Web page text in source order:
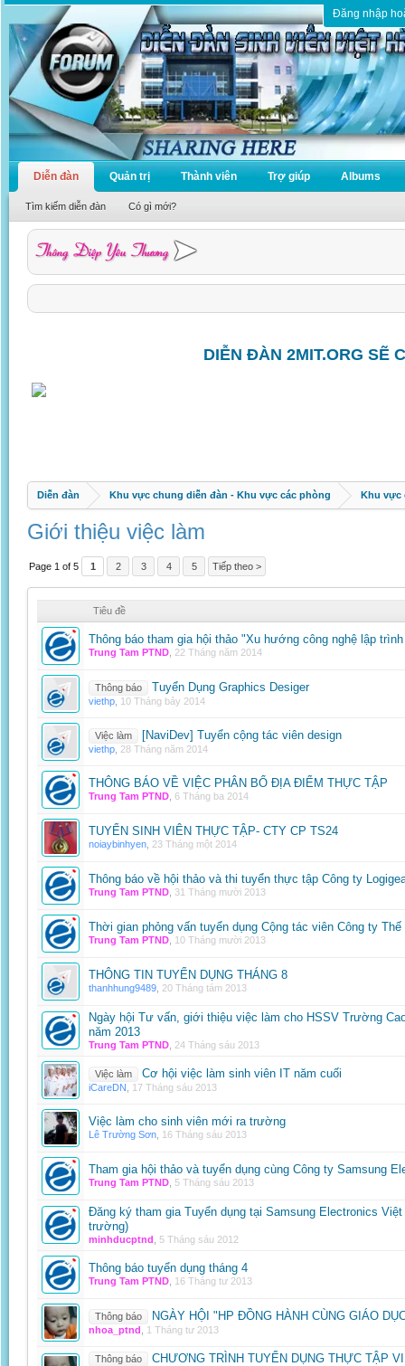
Đăng nhập
Diễn đàn
Tìm kiếm diễn đàn Có gì mới?
Quản trị Thành viên Trợ giúp Albums
DIỄN ĐÀN 2MIT.ORG SẼ
Diễn đàn Khu vực chung diễn đàn - Khu vực các phòng Khu vực
Giới thiệu việc làm
Page 1 of 5 1 2 3 4 5 Tiếp theo >
Tiêu đề
Thông báo tham gia hội thảo "Xu hướng công nghệ lập
Trung Tam PTND 22 Tháng năm 2014
Thông báo Tuyển Dụng Graphics Desiger
viethp 10 Tháng bảy 2014
Việc làm [NaviDev] Tuyển cộng tác viên design
viethp 28 Tháng năm 2014
THÔNG BÁO VỀ VIỆC PHÂN BỔ ĐỊA ĐIỂM THỰC TẬP
Trung Tam PTND 6 Tháng ba 2014
TUYỂN SINH VIÊN THỰC TẬP- CTY CP TS24
noiaybinhyen 23 Tháng một 2014
Thông báo về hội thảo và thi tuyển thực tập Công ty
Trung Tam PTND 31 Tháng mười 2013
Thời gian phỏng vấn tuyển dụng Cộng tác viên Công ty
Trung Tam PTND 10 Tháng mười 2013
THÔNG TIN TUYỂN DỤNG THÁNG 8
thanhhung9489 20 Tháng tám 2013
Ngày hội Tư vấn, giới thiệu việc làm cho HSSV Trường
năm 2013
Trung Tam PTND 24 Tháng sáu 2013
Việc làm Cơ hội việc làm sinh viên IT năm cuối
iCareDN 17 Tháng sáu 2013
Việc làm cho sinh viên mới ra trường
Lê Trường Sơn 16 Tháng sáu 2013
Tham gia hội thảo và tuyển dụng cùng Công ty Samsung
Trung Tam PTND 5 Tháng sáu 2013
Đăng ký tham gia Tuyển dụng tại Samsung Electronics
trường)
minhducptnd 5 Tháng sáu 2012
Thông báo tuyển dụng tháng 4
Trung Tam PTND 16 Tháng tư 2013
Thông báo NGÀY HỘI "HP ĐỒNG HÀNH CÙNG GIÁO
nhoa_ptnd 1 Tháng tư 2013
Thông báo
CHƯƠNG TRÌNH TUYỂN DỤNG THỰC TẬP